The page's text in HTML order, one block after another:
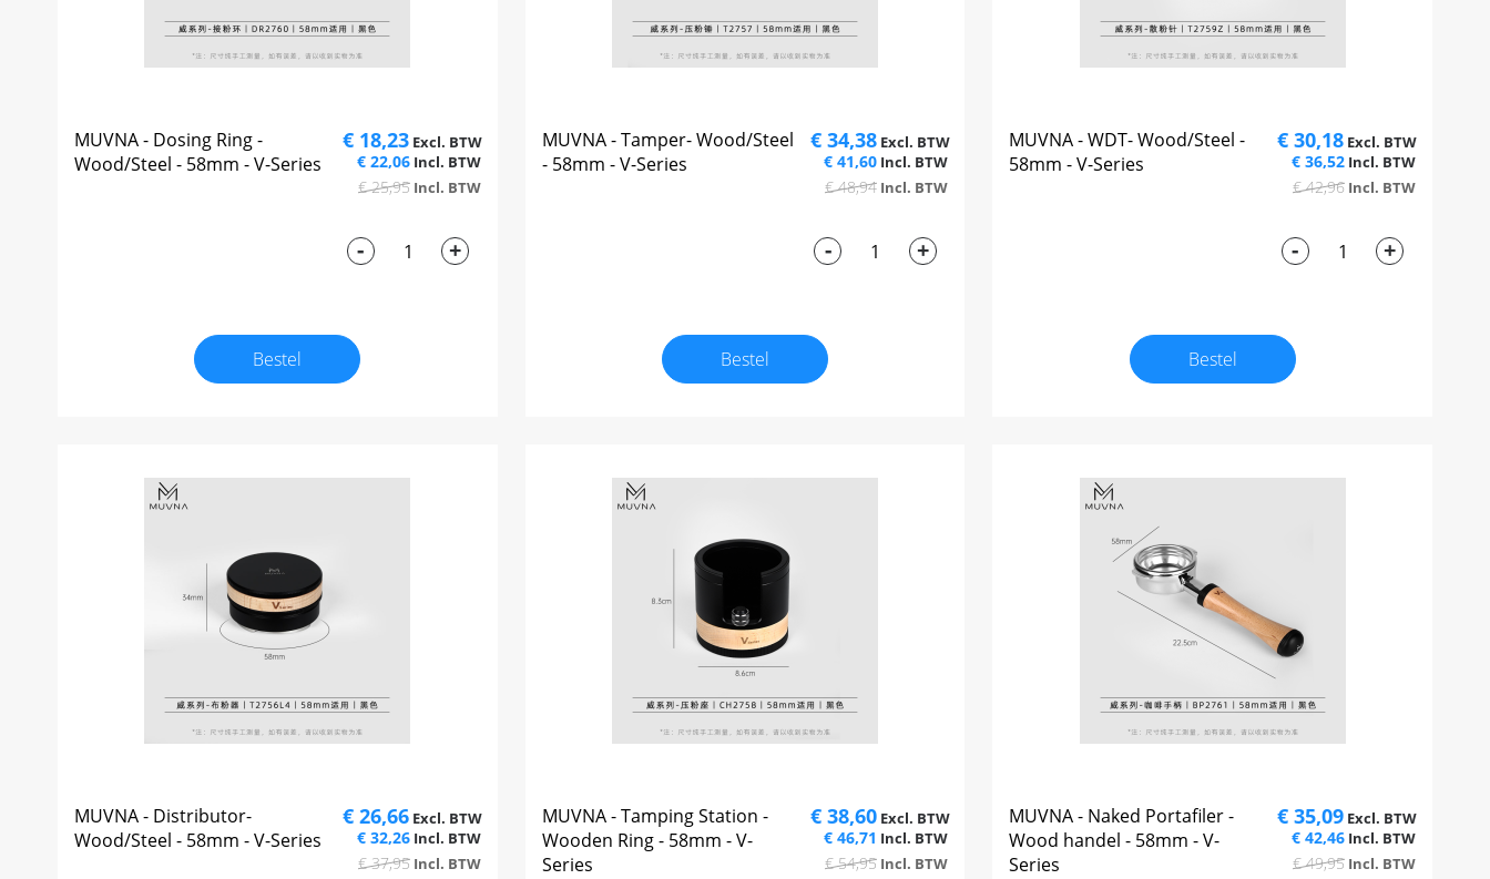
MUVNA - Dosing Ring -
Wood/Steel - 58mm - V-Series
€ 18,23
€ 22,06
€ 25,95
- +
Bestel
MUVNA - Tamper- Wood/Steel
- 58mm - V-Series
€ 34,38
€ 41,60
€ 48,94
- +
Bestel
MUVNA - WDT- Wood/Steel -
58mm - V-Series
€ 30,18
€ 36,52
€ 42,96
- +
Bestel
MUVNA - Distributor-
Wood/Steel - 58mm - V-Series
€ 26,66
€ 32,26
€ 37,95
MUVNA - Tamping Station -
Wooden Ring - 58mm - V-
Series
€ 38,60
€ 46,71
€ 54,95
MUVNA - Naked Portafiler -
Wood handel - 58mm - V-
Series
€ 35,09
€ 42,46
€ 49,95